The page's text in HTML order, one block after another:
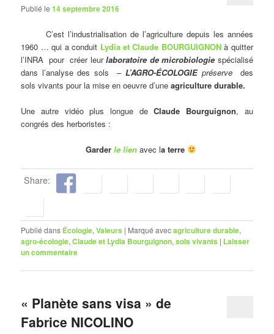
Publié le14 septembre 2016
C’est l’industrialisation de l’agriculture depuis les années
1960 … qui a conduit Lydia et Claude BOURGUIGNONà quitter
l’INRA pour créer leurlaboratoire de microbiologie spécialisé
dans l’analyse des sols –L’AGRO-ÉCOLOGIEpréserve
des
sols vivants pour la mise en oeuvre d’uneagriculture durable.
Une autre vidéo plus longue deClaude Bourguignon, au
congrés des herboristes :
Garderle lien avec la terre
Share:
Publié dans Écologie,Valeurs | Marqué avecagriculture durable,
agro-écologie,Claude et Lydia Bourguignon,sols vivants | Laisser
un commentaire
« Planète sans visa » de
Fabrice NICOLINO